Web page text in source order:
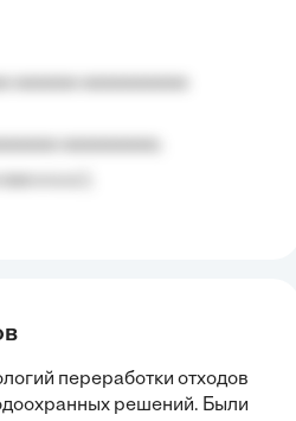
переработки отходов
решений. Были